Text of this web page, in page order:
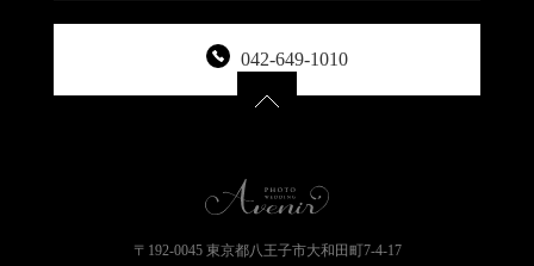
042-649-1010
〒192-0045 東京都八王子市大和田町7-4-17